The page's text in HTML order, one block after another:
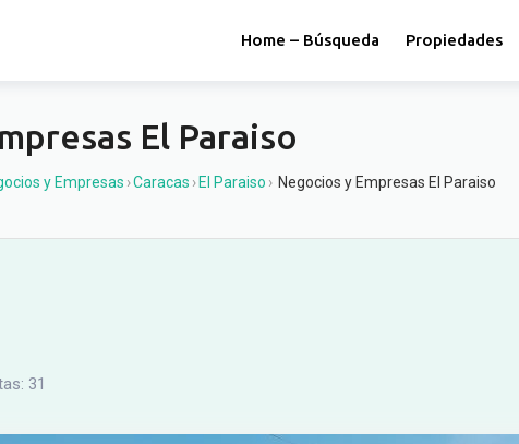
Home – Búsqueda Propiedades
El Paraiso
y Empresas ›Caracas › El Paraiso › Negocios y Empresas El Paraiso
31